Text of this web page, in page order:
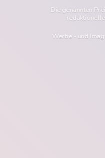
Die genannten
Werbe - und